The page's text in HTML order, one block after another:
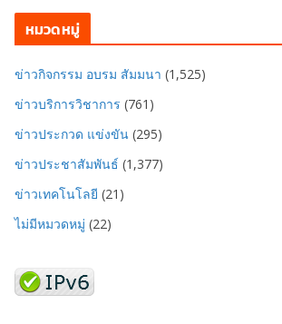
หมวดหมู่
ข่าวกิจกรรม อบรม สัมมนา (1,525)
ข่าวบริการวิชาการ (761)
ข่าวประกวด แข่งขัน (295)
ข่าวประชาสัมพันธ์ (1,377)
ข่าวเทคโนโลยี (21)
ไม่มีหมวดหมู่ (22)